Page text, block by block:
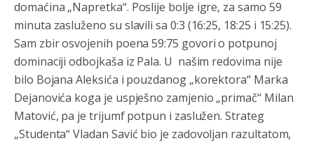
domaćina „Napretka“. Poslije bolje igre, za samo 59
minuta zasluženo su slavili sa 0:3 (16:25, 18:25 i 15:25).
Sam zbir osvojenih poena 59:75 govori o potpunoj
dominaciji odbojkaša iz Pala. U našim redovima nije
bilo Bojana Aleksića i pouzdanog „korektora“ Marka
Dejanovića koga je uspješno zamjenio „primač“ Milan
Matović, pa je trijumf potpun i zaslužen. Strateg
„Studenta“ Vladan Savić bio je zadovoljan razultatom,
791 BiH nije priznala Kosovo kao nezavisnu državu jer
genocidna tvorevina pravi smetnju a recimo Srbija je
davnopriznala.Nasvakom proizvodu iz Srbije stoji -
uvoznik za Kosovo
Анонимно2806721 8/6/2026 12:45
Sve i da se nekim čudom vojska Srbije "vrati" na
Kosovo-kome će se vratiti? Gdje je dobrodošla i koga
da brani? A imamo vojsku Kosova kojoj želimo svako
dobro i da se što bolje opreme